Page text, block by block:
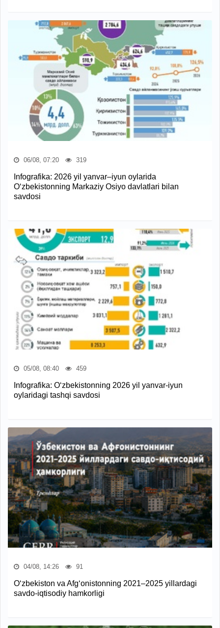
06/08, 07:20 319
Infografika: 2026 yil yanvar–iyun oylarida
O‘zbekistonning Markaziy Osiyo davlatlari bilan
savdosi
05/08, 08:40 459
Infografika: O‘zbekistonning 2026 yil yanvar-iyun
oylaridagi tashqi savdosi
04/08, 14:26 91
O‘zbekiston va Afg‘onistonning 2021–2025 yillardagi
savdo-iqtisodiy hamkorligi